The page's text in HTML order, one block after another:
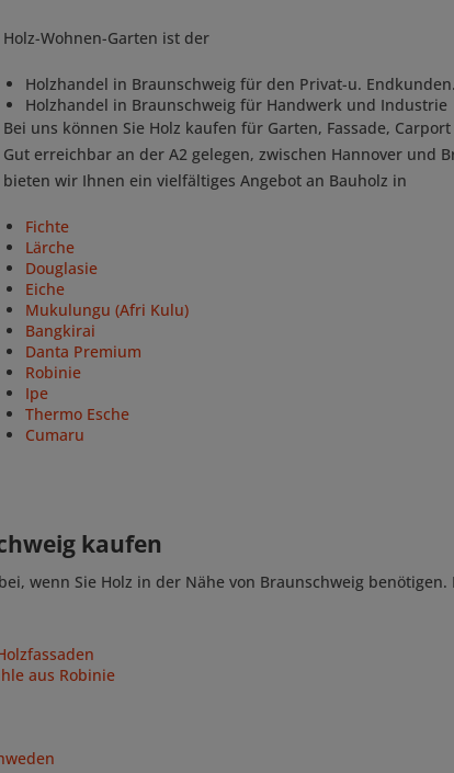
Holz-Wohnen-Garten ist der
Holzhandel in Braunschweig für den Privat-u. Endkunden.
Holzhandel in Braunschweig für Handwerk und Industrie
Bei uns können Sie Holz kaufen für Garten, Fassade,
Gut erreichbar an der A2 gelegen, zwischen Hannover und
bieten wir Ihnen ein vielfältiges Angebot an Bauholz in
Fichte
Lärche
Douglasie
Eiche
Mukulungu (Afri Kulu)
Bangkirai
Danta Premium
Robinie
Ipe
Thermo Esche
Cumaru
kaufen
wenn Sie Holz in der Nähe von Braunschweig
aus Robinie